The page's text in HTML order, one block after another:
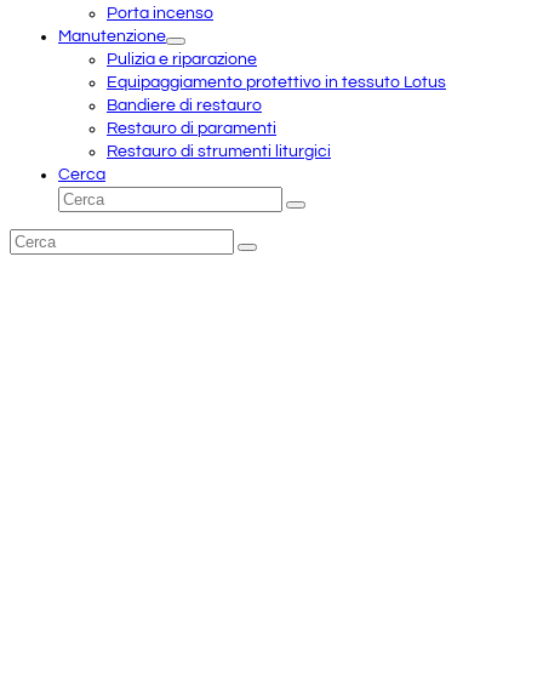
Porta incenso
Manutenzione
Pulizia e riparazione
Equipaggiamento protettivo in tessuto Lotus
Bandiere di restauro
Restauro di paramenti
Restauro di strumenti liturgici
Cerca
Cerca
Invia
Cerca
Invia